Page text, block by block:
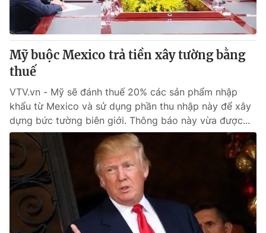
Mỹ buộc Mexico trả tiền xây tường bằng
thuế
VTV.vn - Mỹ sẽ đánh thuế 20% các sản phẩm nhập
khẩu từ Mexico và sử dụng phần thu nhập này để xây
dựng bức tường biên giới. Thông báo này vừa được...